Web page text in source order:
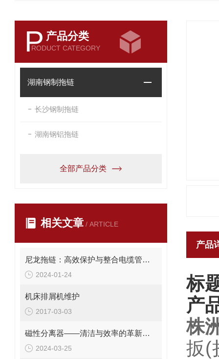
P 产品分类
RODUCT CATEGORY
湖南钢制拖链
长沙钢制拖链
湖南钢铝拖链
全部产品分类
相关文章 / ARTICLE
尼龙拖链：高效保护与整合电缆管理解决方案
2024-01-24
机床排屑机维护
2017-03-03
磁性分离器——清洁与效率的革新工具
2024-03-25
产品
标
产
株
扳(